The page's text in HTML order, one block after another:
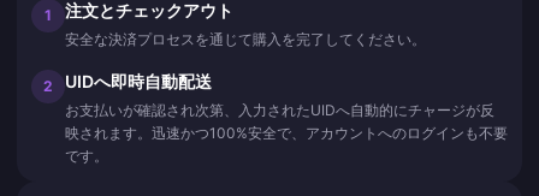
1 注文とチェックアウト
安全な決済プロセスを通じて購入を完了してください。
2 UIDへ即時自動配送
お支払いが確認され次第、入力されたUIDへ自動的にチャージが反
映されます。迅速かつ100%安全で、アカウントへのログインも不要
です。